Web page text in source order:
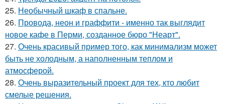
25. Необычный шкаф в спальне.
26. Провода, неон и граффити - именно так выглядит
новое кафе в Перми, созданное бюро "Неарт".
27. Очень красивый пример того, как минимализм может
быть не холодным, а наполненным теплом и
атмосферой.
28. Очень выразительный проект для тех, кто любит
смелые решения.